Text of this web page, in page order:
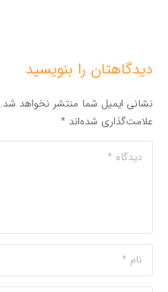
دیدگاهتان را بنویسید
نشانی ایمیل شما منتشر نخواهد شد.
علامت‌گذاری شده‌اند*